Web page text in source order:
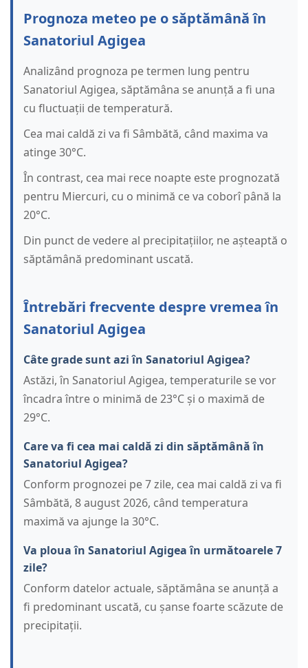
Prognoza meteo pe o săptămână în
Sanatoriul Agigea
Analizând prognoza pe termen lung pentru
Sanatoriul Agigea, săptămâna se anunță a fi una
cu fluctuații de temperatură.
Cea mai caldă zi va fi Sâmbătă, când maxima va
atinge 30°C.
În contrast, cea mai rece noapte este prognozată
pentru Miercuri, cu o minimă ce va coborî până la
20°C.
Din punct de vedere al precipitațiilor, ne așteaptă o
săptămână predominant uscată.
Întrebări frecvente despre vremea în
Sanatoriul Agigea
Câte grade sunt azi în Sanatoriul Agigea?
Astăzi, în Sanatoriul Agigea, temperaturile se vor
încadra între o minimă de 23°C și o maximă de
29°C.
Care va fi cea mai caldă zi din săptămână în
Sanatoriul Agigea?
Conform prognozei pe 7 zile, cea mai caldă zi va fi
Sâmbătă, 8 august 2026, când temperatura
maximă va ajunge la 30°C.
Va ploua în Sanatoriul Agigea în următoarele 7
zile?
Conform datelor actuale, săptămâna se anunță a
fi predominant uscată, cu șanse foarte scăzute de
precipitații.